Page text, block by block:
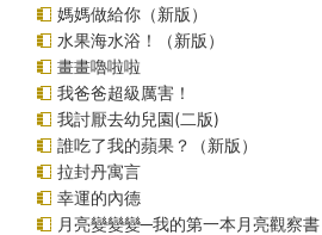
媽媽做給你（新版）
水果海水浴！（新版）
畫畫嚕啦啦
我爸爸超級厲害！
我討厭去幼兒園(二版)
誰吃了我的蘋果？（新版）
拉封丹寓言
幸運的內德
月亮變變變─我的第一本月亮觀察書